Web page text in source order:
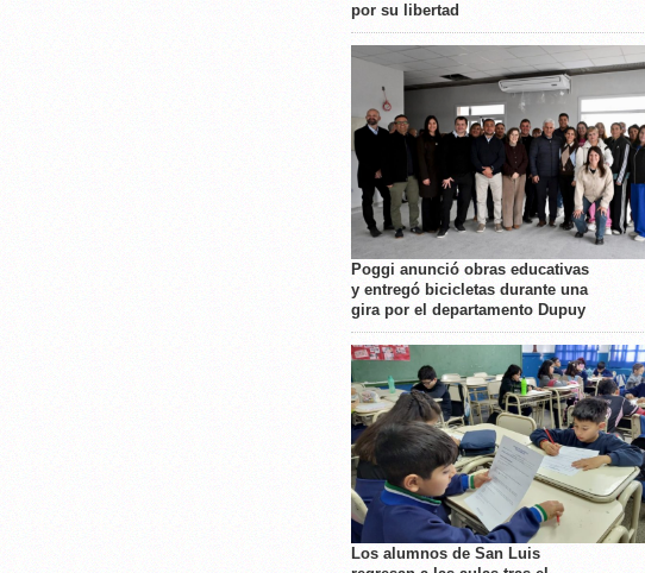
por su libertad
Poggi anunció obras educativas
y entregó bicicletas durante una
gira por el departamento Dupuy
Los alumnos de San Luis